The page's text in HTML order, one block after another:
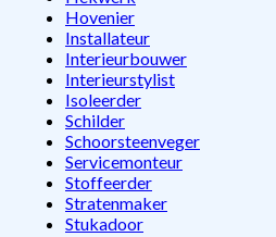
Hovenier
Installateur
Interieurbouwer
Interieurstylist
Isoleerder
Schilder
Schoorsteenveger
Servicemonteur
Stoffeerder
Stratenmaker
Stukadoor